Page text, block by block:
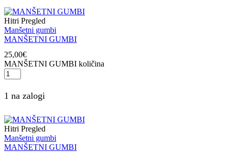
Hitri Pregled
Manšetni gumbi
MANŠETNI GUMBI
25,00€
MANŠETNI GUMBI količina
1 na zalogi
Hitri Pregled
Manšetni gumbi
MANŠETNI GUMBI